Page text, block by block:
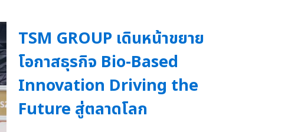
TSM GROUP เดินหน้าขยาย
โอกาสธุรกิจ Bio-Based
Innovation Driving the
Future สู่ตลาดโลก